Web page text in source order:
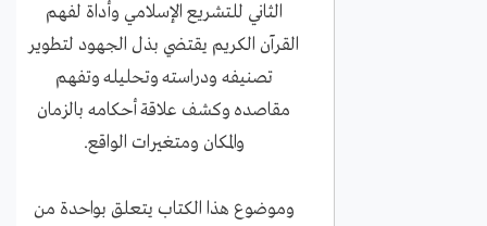
الثاني للتشريع الإسلامي وأداة لفهم
القرآن الكريم يقتضي بذل الجهود لتطوير
تصنيفه ودراسته وتحليله وتفهم
مقاصده وكشف علاقة أحكامه بالزمان
والمكان ومتغيرات الواقع.
وموضوع هذا الكتاب يتعلق بواحدة من